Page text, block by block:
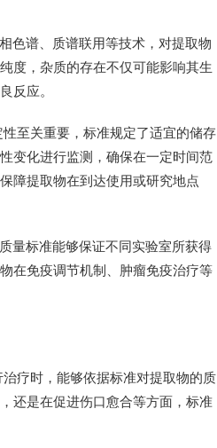
色谱、质谱联用等技术，对提取物
度，杂质的存在不仅可能影响其生
反应。
至关重要，标准规定了适宜的储存
变化进行监测，确保在一定时间范
障提取物在到达使用或研究地点
量标准能够保证不同实验室所获得
在免疫调节机制、肿瘤免疫治疗等
疗时，能够依据标准对提取物的质
还是在促进伤口愈合等方面，标准